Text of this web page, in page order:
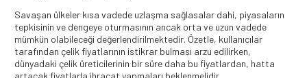
Savaşan ülkeler kısa vadede uzlaşma sağlasalar dahi, piyasaların
tepkisinin ve dengeye oturmasının ancak orta ve uzun vadede
mümkün olabileceği değerlendirilmektedir. Özetle, kullanıcılar
tarafından çelik fiyatlarının istikrar bulması arzu edilirken,
dünyadaki çelik üreticilerinin bir süre daha bu fiyatlardan, hatta